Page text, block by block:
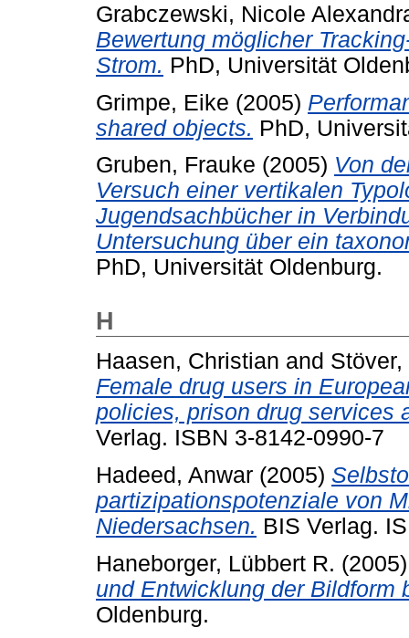
Grabczewski, Nicole
Bewertung möglicher
Strom. PhD, Universität
Grimpe, Eike (2005)
shared objects. PhD,
Gruben, Frauke (2005) Von
Versuch einer vertikalen
Jugendsachbücher in
Untersuchung über ein
PhD, Universität Oldenburg.
H
Haasen, Christian and
Female drug users in
policies, prison drug services
Verlag. ISBN 3-8142-0990-7
Hadeed, Anwar (2005)
partizipationspotenziale von
Niedersachsen. BIS Verlag.
Haneborger, Lübbert R.
und Entwicklung der Bildform
Oldenburg.